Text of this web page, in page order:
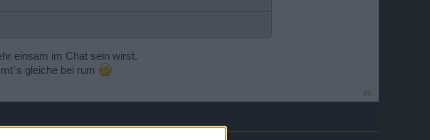
einsam im Chat sein wirst.
gleiche bei rum
#6